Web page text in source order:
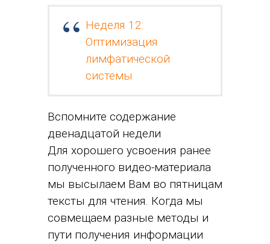
Неделя 12:
Оптимизация
лимфатической
системы
Вспомните содержание
двенадцатой недели
Для хорошего усвоения ранее
полученного видео-материала
мы высылаем Вам во пятницам
тексты для чтения. Когда мы
совмещаем разные методы и
пути получения информации